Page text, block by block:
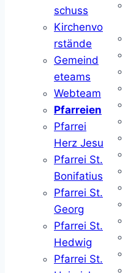
schuss
Kirchenvo
rstände
Gemeind
eteams
Webteam
Pfarreien
Pfarrei
Herz Jesu
Pfarrei St.
Bonifatius
Pfarrei St.
Georg
Pfarrei St.
Hedwig
Pfarrei St.